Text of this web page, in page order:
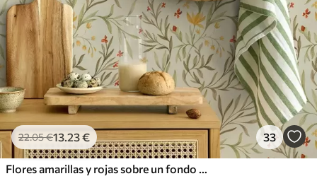
22.05€13.23€ 33
Flores amarillas y rojas sobre un fondo verde claro